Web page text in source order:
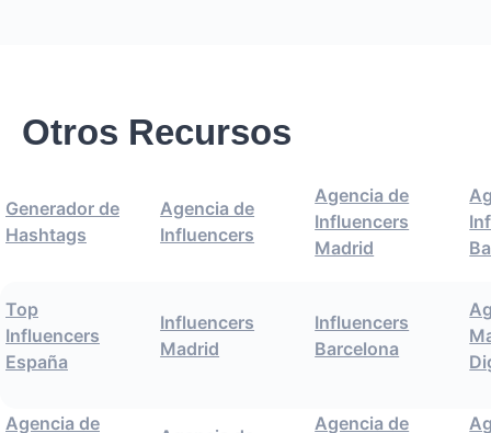
Otros Recursos
Generador de
Hashtags
Agencia de
Influencers
Agencia de
Influencers
Madrid
Top
Influencers
España
Influencers
Madrid
Influencers
Barcelona
Agencia de
Agencia de